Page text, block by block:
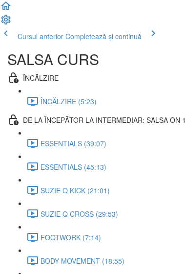
Cursul anterior Completează și continuă
SALSA CURS
ÎNCĂLZIRE
ÎNCĂLZIRE (5:23)
DE LA ÎNCEPĂTOR LA INTERMEDIAR: SALSA ON 1
ESSENTIALS (39:07)
ESSENTIALS (45:13)
SUZIE Q KICK (21:01)
SUZIE Q CROSS (29:53)
FOOTWORK (7:14)
BODY MOVEMENT (18:55)